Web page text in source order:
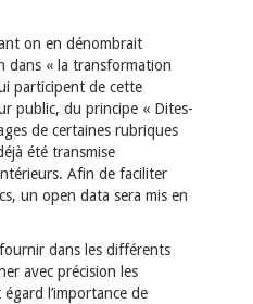
on en dénombrait
dans « la transformation
participent de cette
public, du principe « Dites-
de certaines rubriques
été transmise
Afin de faciliter
un open data sera mis en
dans les différents
avec précision les
l’importance de